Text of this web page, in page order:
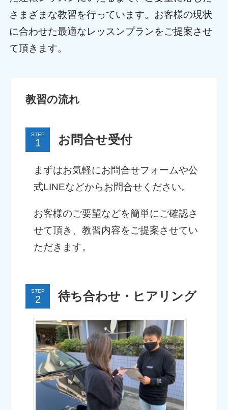
さまざまな教習を行っています。お客様の現状
に合わせた最適なレッスンプランをご提案させ
て頂きます。
教習の流れ
STEP お問合せ受付
まずはお気軽にお問合せフォームや公
式LINEなどからお問合せください。
お客様のご要望などを簡単にご確認さ
せて頂き、教習内容をご提案させてい
ただきます。
STEP 待ち合わせ・ヒアリング